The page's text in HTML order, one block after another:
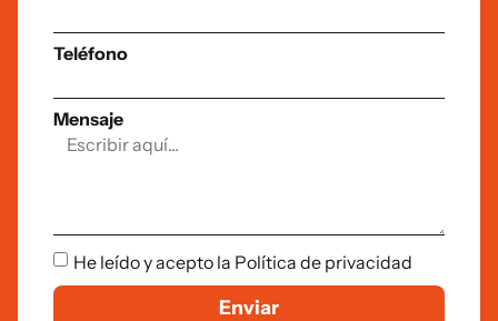
Teléfono
Mensaje
He leído y acepto la Política de privacidad
Enviar